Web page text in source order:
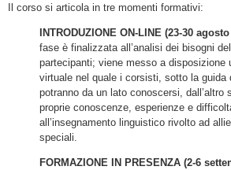
Il corso si articola in tre momenti formativi:
INTRODUZIONE ON-LINE (23-30
fase è finalizzata all’analisi dei bisogni
partecipanti; viene messo a disposizione
virtuale nel quale i corsisti, sotto la guida
potranno da un lato conoscersi, dall’altro
proprie conoscenze, esperienze e
all’insegnamento linguistico rivolto ad
speciali.
FORMAZIONE IN PRESENZA (2-6